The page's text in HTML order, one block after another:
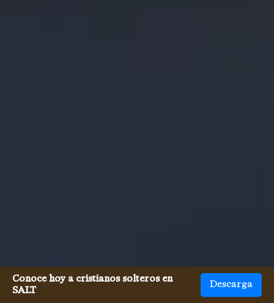
Conoce hoy a cristianos solteros en
SALT
Descarga